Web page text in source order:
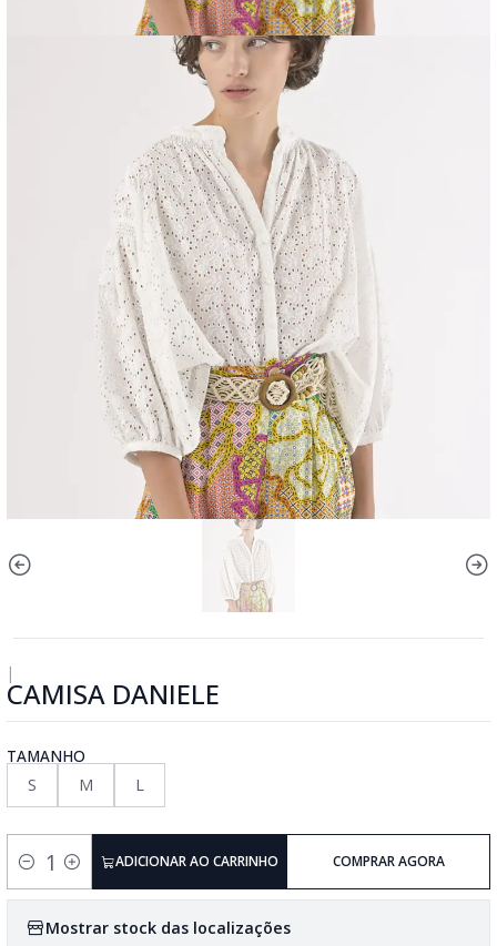
|
CAMISA DANIELE
TAMANHO
S
M L
Quantidade
ADICIONAR AO CARRINHO COMPRAR AGORA
Mostrar stock das localizações